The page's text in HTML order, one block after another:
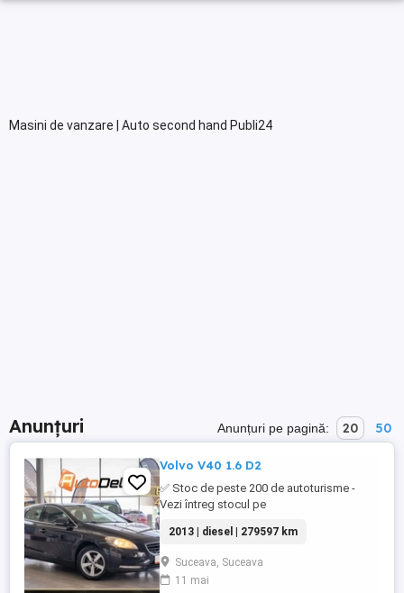
Masini de vanzare | Auto second hand Publi24
Anunțuri Anunțuri pe pagină: 20 50
Volvo V40 1.6 D2
✅ Stoc de peste 200 de autoturisme -
Vezi întreg stocul pe
1.6 D2 /// * Culoare : Negru Metalizat *
Km= 279.597 > 100% reali & verificabili *
An fabricatie: 2013 * Putere motor: 116 CP
* Combustibil: Diesel * Cutie viteze
2013 | diesel | 279597 km
Suceava, Suceava
11 mai